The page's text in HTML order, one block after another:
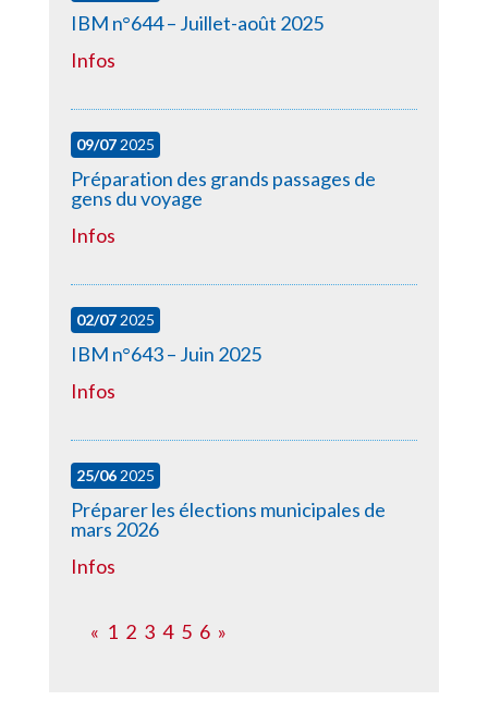
IBM n°644 – Juillet-août 2025
Infos
09/072025
Préparation des grands passages de
gens du voyage
Infos
02/072025
IBM n°643 – Juin 2025
Infos
25/062025
Préparer les élections municipales de
mars 2026
Infos
« 1 2 3 4 5 6 »